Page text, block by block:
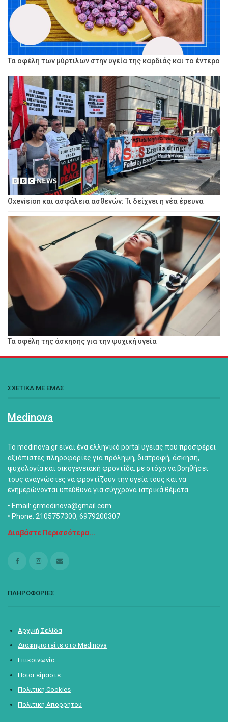
Τα οφέλη των μύρτιλων στην υγεία της καρδιάς και το έντερο
Oxevision και ασφάλεια ασθενών: Τι δείχνει η νέα έρευνα
Τα οφέλη της άσκησης για την ψυχική υγεία
ΣΧΕΤΙΚΑ ΜΕ ΕΜΑΣ
Medinova
Το medinova.gr είναι ένα ελληνικό portal υγείας που προσφέρει
αξιόπιστες πληροφορίες για πρόληψη, διατροφή, άσκηση,
ψυχολογία και οικογενειακή φροντίδα, με στόχο να βοηθήσει
τους αναγνώστες να φροντίζουν την υγεία τους και να
ενημερώνονται υπεύθυνα για σύγχρονα ιατρικά θέματα.
• Email: grmedinova@gmail.com
• Phone: 2105757300, 6979200307
Διαβάστε Περισσότερα...
ΠΛΗΡΟΦΟΡΙΕΣ
Αρχική Σελίδα
Διαφημιστείτε στο Medinova
Επικοινωνία
Ποιοι είμαστε
Πολιτική Cookies
Πολιτική Απορρήτου